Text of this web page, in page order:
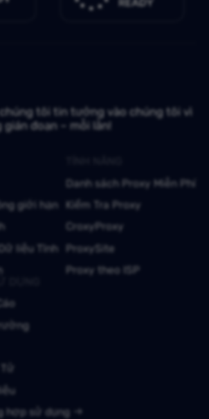
tôi tin tưởng vào chúng tôi vì
đoạn – mỗi lần!
giới hạn
liệu Tĩnh
Danh sách Proxy Miễn Phí
Kiểm Tra Proxy
CroxyProxy
ProxySite
Proxy theo ISP
hợp sử dụng